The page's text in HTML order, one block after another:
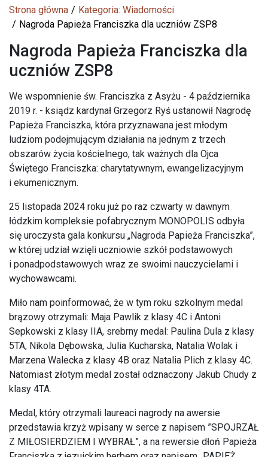
Strona główna
Kategoria: Wiadomości
Nagroda Papieża Franciszka dla uczniów ZSP8
Nagroda Papieża Franciszka dla
uczniów ZSP8
We wspomnienie św. Franciszka z Asyżu - 4 października
2019 r. - ksiądz kardynał Grzegorz Ryś ustanowił Nagrodę
Papieża Franciszka, która przyznawana jest młodym
ludziom podejmującym działania na jednym z trzech
obszarów życia kościelnego, tak ważnych dla Ojca
Świętego Franciszka: charytatywnym, ewangelizacyjnym
i ekumenicznym.
25 listopada 2024 roku już po raz czwarty w dawnym
łódzkim kompleksie pofabrycznym MONOPOLIS odbyła
się uroczysta gala konkursu „Nagroda Papieża Franciszka”,
w której udział wzięli uczniowie szkół podstawowych
i ponadpodstawowych wraz ze swoimi nauczycielami i
wychowawcami.
Miło nam poinformować, że w tym roku szkolnym medal
brązowy otrzymali: Maja Pawlik z klasy 4C i Antoni
Sepkowski z klasy IIA, srebrny medal: Paulina Dula z klasy
5TA, Nikola Dębowska, Julia Kucharska, Natalia Wolak i
Marzena Walecka z klasy 4B oraz Natalia Plich z klasy 4C.
Natomiast złotym medal został odznaczony Jakub Chudy z
klasy 4TA.
Medal, który otrzymali laureaci nagrody na awersie
przedstawia krzyż wpisany w serce z napisem ”SPOJRZAŁ
Z MIŁOSIERDZIEM I WYBRAŁ”, a na rewersie dłoń Papieża